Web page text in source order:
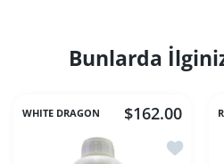
Bunlarda
WHITE DRAGON $162.00
İstek